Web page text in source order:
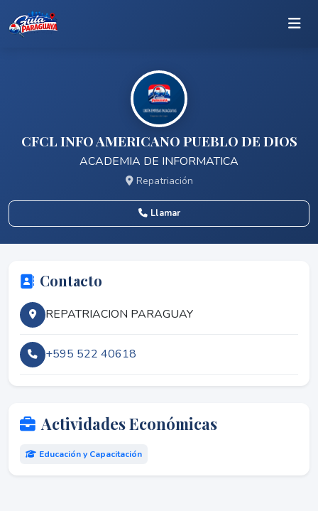
CFCL INFO AMERICANO PUEBLO DE DIOS
ACADEMIA DE INFORMATICA
Repatriación
Llamar
Contacto
REPATRIACION PARAGUAY
+595 522 40618
Actividades Económicas
Educación y Capacitación